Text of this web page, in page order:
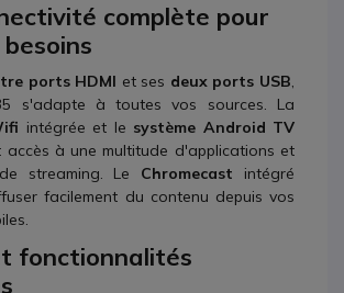
complète pour
ports HDMI et ses deux ports USB,
s'adapte à toutes vos sources. La
intégrée et le système Android TV
accès à une multitude d'applications et
streaming. Le Chromecast intégré
facilement du contenu depuis vos
fonctionnalités